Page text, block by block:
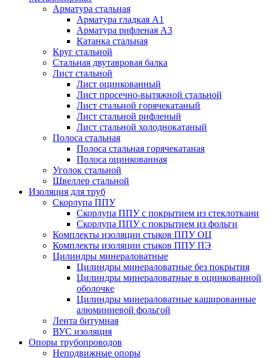
Арматура стальная
Арматура гладкая А1
Арматура рифленая А3
Катанка стальная
Круг стальной
Стальная двутавровая балка
Лист стальной
Лист оцинкованный
Лист просечно-вытяжной стальной
Лист стальной горячекатаный
Лист стальной рифленый
Лист стальной холоднокатаный
Полоса стальная
Полоса стальная горячекатаная
Полоса оцинкованная
Уголок стальной
Швеллер стальной
Изоляция для труб
Скорлупа ППУ
Скорлупа ППУ с покрытием из стеклоткани
Скорлупа ППУ с покрытием из фольги
Комплекты изоляции стыков ППУ ОЦ
Комплекты изоляции стыков ППУ ПЭ
Цилиндры минераловатные
Цилиндры минераловатные без покрытия
Цилиндры минераловатные в оцинкованной
оболочке
Цилиндры минераловатные кашированные
алюминиевой фольгой
Лента битумная
ВУС изоляция
Опоры трубопроводов
Неподвижные опоры